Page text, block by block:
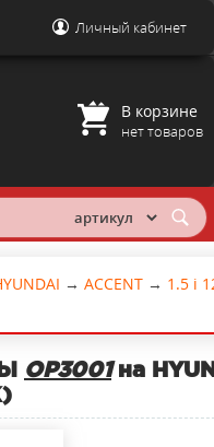
Личный кабинет
В корзине
нет товаров
→ ACCENT → 1.5 i
OP3001на